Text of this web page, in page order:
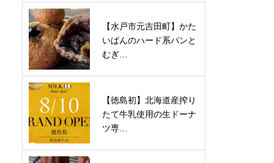
【水戸市元吉田町】かた
いぱんのハード系パンと
むぎ…
【徳島初】北海道産搾り
たて牛乳使用の生ドーナ
ツ専…